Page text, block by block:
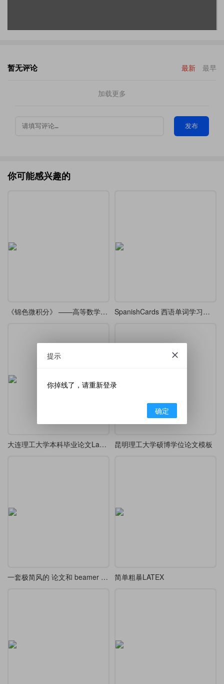
暂无评论 最新 最早
加载更多
发布
你可能感兴趣的
《锦色微积分》 ——高等数学课堂笔记·炫彩版 SpanishCards 西语单词学习笔记
大连理工大学本科毕业论文LaTeX模板 昆明理工大学硕博学位论文模板
一套极简风的 论文和 beamer 主题模版 简单粗暴LATEX
提示
你掉线了，请重新登录
确定